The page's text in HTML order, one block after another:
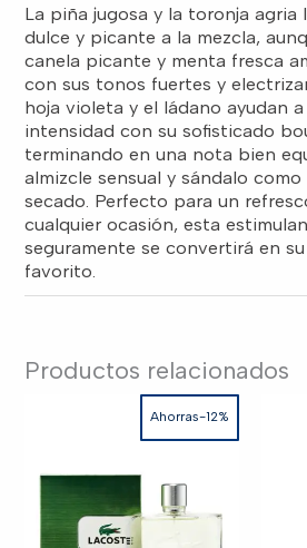
La piña jugosa y la toronja agria
dulce y picante a la mezcla,
canela picante y menta fresca
con sus tonos fuertes y
hoja violeta y el ládano ayudan
intensidad con su sofisticado
terminando en una nota bien
almizcle sensual y sándalo
secado. Perfecto para un
cualquier ocasión, esta
seguramente se convertirá en
favorito.
Productos relacionados
Ahorras-12%